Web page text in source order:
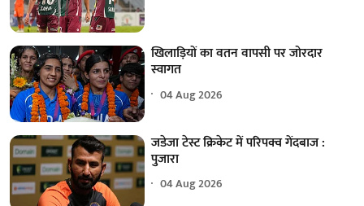
खिलाड़ियों का वतन वापसी पर जोरदार
स्वागत
04 Aug 2026
जडेजा टेस्ट क्रिकेट में परिपक्व गेंदबाज :
पुजारा
04 Aug 2026